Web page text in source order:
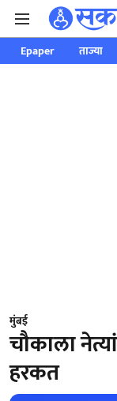
Epaper ताज्या
मुंबई
चौकाला
हरकत